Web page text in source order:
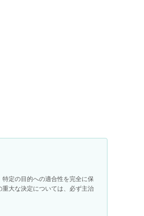
定の目的への適合性を完全に保
大な決定については、必ず主治